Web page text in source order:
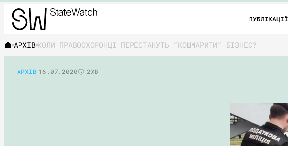
ПУБЛІКАЦІЇ
АРХІВКОЛИ ПРАВООХОРОНЦІ ПЕРЕСТАНУТЬ “КОШМАРИТИ” БІЗНЕС?
АРХІВ 16.07.2020 2ХВ